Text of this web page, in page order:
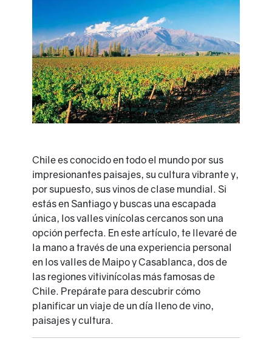
Chile es conocido en todo el mundo por sus
impresionantes paisajes, su cultura vibrante y,
por supuesto, sus vinos de clase mundial. Si
estás en Santiago y buscas una escapada
única, los valles vinícolas cercanos son una
opción perfecta. En este artículo, te llevaré de
la mano a través de una experiencia personal
en los valles de Maipo y Casablanca, dos de
las regiones vitivinícolas más famosas de
Chile. Prepárate para descubrir cómo
planificar un viaje de un día lleno de vino,
paisajes y cultura.